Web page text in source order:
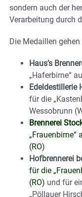
sondern auch der
Verarbeitung durch
Die Medaillen
Haus’s
„Haferbirne“
Edeldestillerie
für die
Wessobrunn
Brennerei
„Frauenbirne“
(RO)
Hofbrennerei
für die
(RO) und für
„Pöllauer